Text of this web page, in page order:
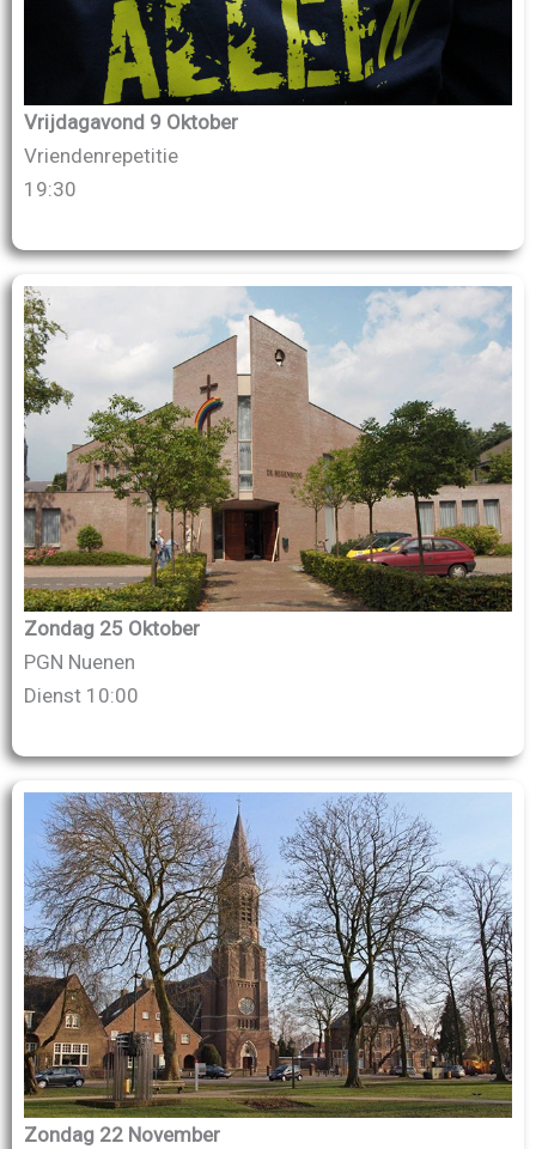
Vrijdagavond 9 Oktober
Vriendenrepetitie
19:30
Zondag 25 Oktober
PGN Nuenen
Dienst 10:00
Zondag 22 November